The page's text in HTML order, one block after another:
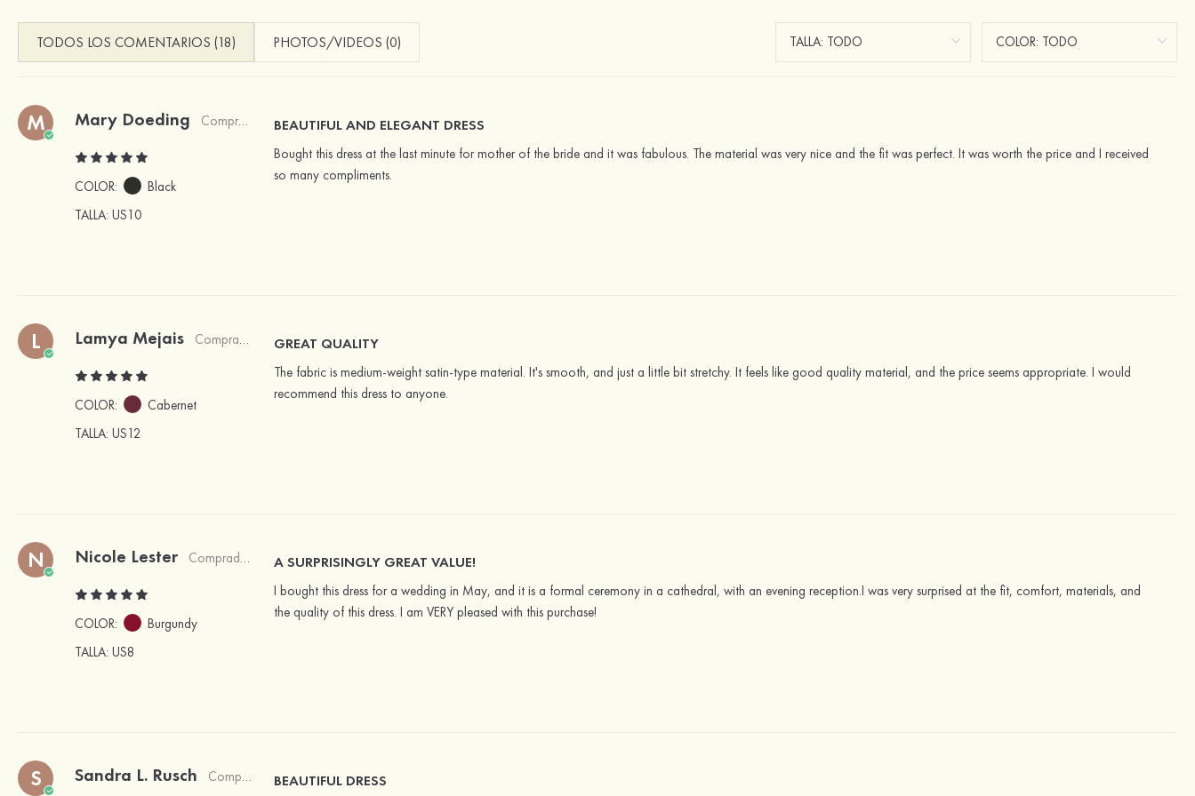
TODOS LOS COMENTARIOS (18) PHOTOS/VIDEOS (0)
M Mary Doeding Comprador verificado
COLOR:
Black
TALLA: US10
BEAUTIFUL AND ELEGANT DRESS
Bought this dress at the last minute for mother of the bride and it was fabulous. The material was very nice and the fit was perfect. It was worth the price and I received
so many compliments.
L Lamya Mejais Comprador verificado
COLOR:
Cabernet
TALLA: US12
GREAT QUALITY
The fabric is medium-weight satin-type material. It's smooth, and just a little bit stretchy. It feels like good quality material, and the price seems appropriate. I would
recommend this dress to anyone.
N Nicole Lester Comprador verificado
COLOR:
Burgundy
TALLA: US8
A SURPRISINGLY GREAT VALUE!
I bought this dress for a wedding in May, and it is a formal ceremony in a cathedral, with an evening reception.I was very surprised at the fit, comfort, materials, and
the quality of this dress. I am VERY pleased with this purchase!
S Sandra L. Rusch Comprador verificado BEAUTIFUL DRESS